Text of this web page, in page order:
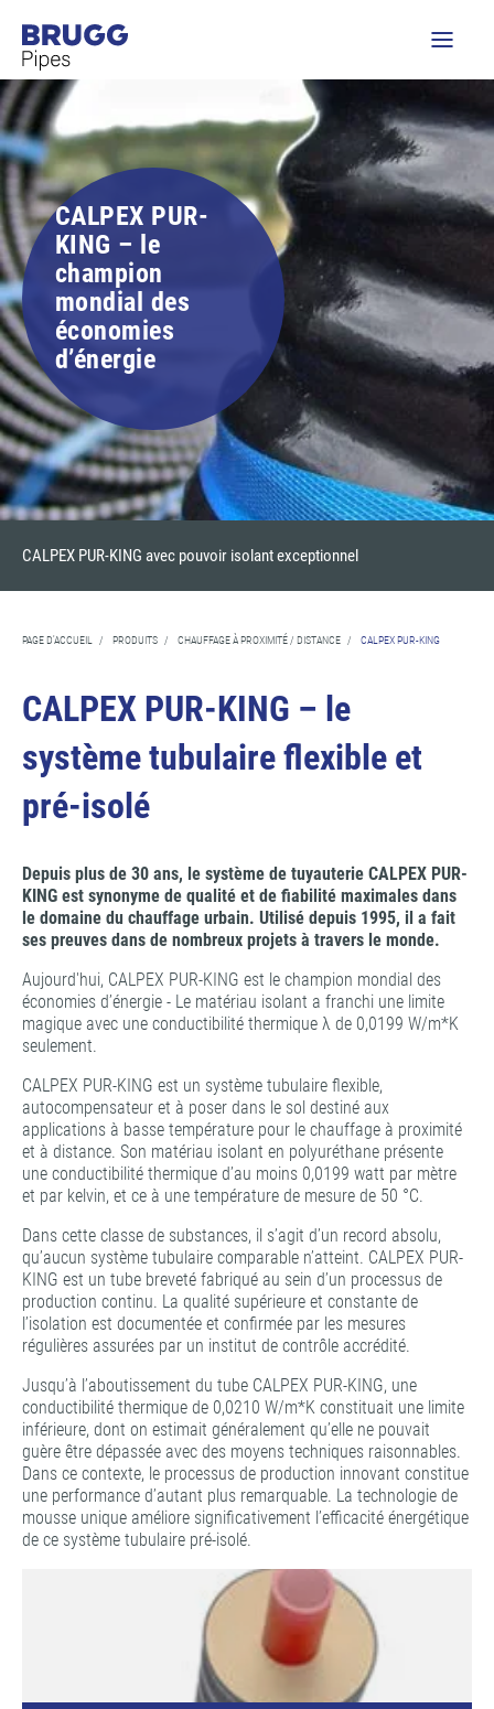
CALPEX PUR-
KING – le
champion
mondial des
économies
d’énergie
CALPEX PUR-KING avec pouvoir isolant exceptionnel
PAGE D'ACCUEIL / PRODUITS / CHAUFFAGE À PROXIMITÉ / DISTANCE / CALPEX PUR-KING
CALPEX PUR-KING – le
système tubulaire flexible et
pré-isolé
Depuis plus de 30 ans, le système de tuyauterie CALPEX PUR-
KING est synonyme de qualité et de fiabilité maximales dans
le domaine du chauffage urbain. Utilisé depuis 1995, il a fait
ses preuves dans de nombreux projets à travers le monde.
Aujourd'hui, CALPEX PUR-KING est le champion mondial des
économies d’énergie - Le matériau isolant a franchi une limite
magique avec une conductibilité thermique λ de 0,0199 W/m*K
seulement.
CALPEX PUR-KING est un système tubulaire flexible,
autocompensateur et à poser dans le sol destiné aux
applications à basse température pour le chauffage à proximité
et à distance. Son matériau isolant en polyuréthane présente
une conductibilité thermique d’au moins 0,0199 watt par mètre
et par kelvin, et ce à une température de mesure de 50 °C.
Dans cette classe de substances, il s’agit d’un record absolu,
qu’aucun système tubulaire comparable n’atteint. CALPEX PUR-
KING est un tube breveté fabriqué au sein d’un processus de
production continu. La qualité supérieure et constante de
l’isolation est documentée et confirmée par les mesures
régulières assurées par un institut de contrôle accrédité.
Jusqu’à l’aboutissement du tube CALPEX PUR-KING, une
conductibilité thermique de 0,0210 W/m*K constituait une limite
inférieure, dont on estimait généralement qu’elle ne pouvait
guère être dépassée avec des moyens techniques raisonnables.
Dans ce contexte, le processus de production innovant constitue
une performance d’autant plus remarquable. La technologie de
mousse unique améliore significativement l’efficacité énergétique
de ce système tubulaire pré-isolé.